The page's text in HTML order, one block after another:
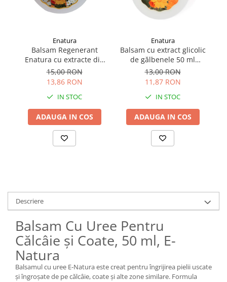
Enatura
Balsam Regenerant
Enatura cu extracte din
plante și alantoină 50 ml
15,00 RON
13,86 RON
IN STOC
ADAUGA IN COS
Enatura
Balsam cu extract glicolic
de gălbenele 50 ml
Enatura
13,00 RON
11,87 RON
IN STOC
ADAUGA IN COS
Descriere
Balsam Cu Uree Pentru
Călcâie și Coate, 50 ml, E-
Natura
Balsamul cu uree E-Natura este creat pentru îngrijirea pielii uscate
și îngroșate de pe călcâie, coate și alte zone similare. Formula